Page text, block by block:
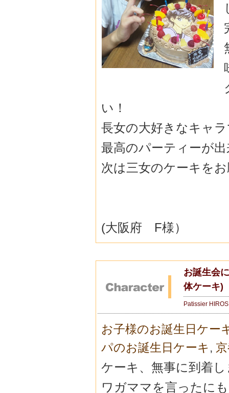
い！
長女の大好きなキャ
最高のパーティーが
次は三女のケーキを
(大阪府 F様）
お誕生会
体ケーキ)
Patissier
お子様のお誕生日ケー
パのお誕生日ケーキ ,
ケーキ、無事に到着
ワガママを言ったに